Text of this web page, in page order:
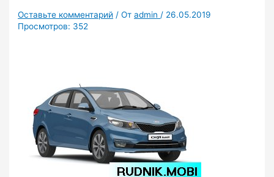
Оставьте комментарий / Отadmin / 26.05.2019
Просмотров: 352